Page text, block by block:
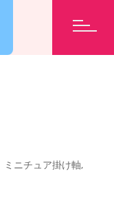
ミニチュア掛け軸,